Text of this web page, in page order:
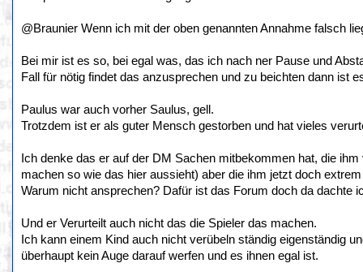
@Braunier Wenn ich mit der oben genannten Annahme falsch
Bei mir ist es so, bei egal was, das ich nach ner Pause und
Fall für nötig findet das anzusprechen und zu beichten dann ist
Paulus war auch vorher Saulus, gell.
Trotzdem ist er als guter Mensch gestorben und hat vieles
Ich denke das er auf der DM Sachen mitbekommen hat, die
machen so wie das hier aussieht) aber die ihm jetzt doch
Warum nicht ansprechen? Dafür ist das Forum doch da dachte
Und er Verurteilt auch nicht das die Spieler das machen.
Ich kann einem Kind auch nicht verübeln ständig eigenständig
überhaupt kein Auge darauf werfen und es ihnen egal ist.